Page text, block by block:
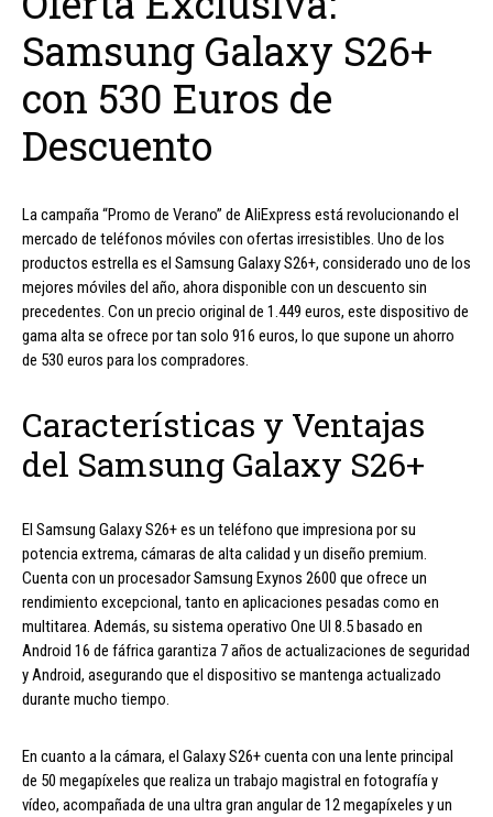
Samsung Galaxy S26+
con 530 Euros de
Descuento
La campaña “Promo de Verano” de AliExpress está revolucionando el
mercado de teléfonos móviles con ofertas irresistibles. Uno de los
productos estrella es el Samsung Galaxy S26+, considerado uno de los
mejores móviles del año, ahora disponible con un descuento sin
precedentes. Con un precio original de 1.449 euros, este dispositivo de
gama alta se ofrece por tan solo 916 euros, lo que supone un ahorro
de 530 euros para los compradores.
Características y Ventajas
del Samsung Galaxy S26+
El Samsung Galaxy S26+ es un teléfono que impresiona por su
potencia extrema, cámaras de alta calidad y un diseño premium.
Cuenta con un procesador Samsung Exynos 2600 que ofrece un
rendimiento excepcional, tanto en aplicaciones pesadas como en
multitarea. Además, su sistema operativo One UI 8.5 basado en
Android 16 de fáfrica garantiza 7 años de actualizaciones de seguridad
y Android, asegurando que el dispositivo se mantenga actualizado
durante mucho tiempo.
En cuanto a la cámara, el Galaxy S26+ cuenta con una lente principal
de 50 megapíxeles que realiza un trabajo magistral en fotografía y
vídeo, acompañada de una ultra gran angular de 12 megapíxeles y un